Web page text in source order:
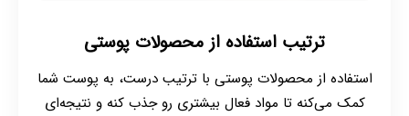
ترتیب استفاده از محصولات پوستی
استفاده از محصولات پوستی با ترتیب درست، به پوست شما
کمک می‌کنه تا مواد فعال بیشتری رو جذب کنه و نتیجه‌ای